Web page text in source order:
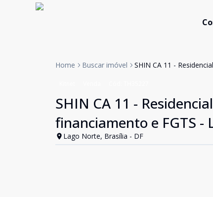
Home Buscar imóvel SHIN CA 11 -
SHIN CA 11 -
financiamento e FGTS -
Lago Norte, Brasília - DF